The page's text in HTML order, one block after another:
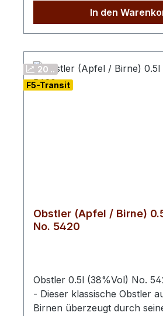
unseres Aquavits. Die
Kräuter zeigen sich deutlich
wird spürbar, begleitet von
Süße, der die würzigen und
Noten ausbalanciert.
In den
20 ..
F5-Transit
Obstler (Apfel / Birne)
No. 5420
Obstler 0.5l (38%Vol) No.
- Dieser klassische Obstler
Birnen überzeugt durch